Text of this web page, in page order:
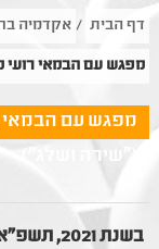
דף הבית / אקדמיה
מפגש עם הבמאי רועי
מפגש עם הבמאי
("שירה ושלג")
בשנת